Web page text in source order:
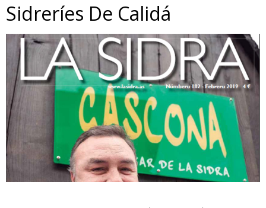
Sidreríes De Calidá